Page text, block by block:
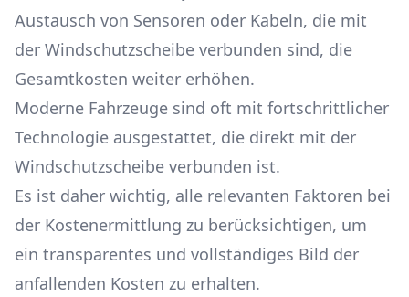
Austausch von Sensoren oder Kabeln, die mit
der Windschutzscheibe verbunden sind, die
Gesamtkosten weiter erhöhen.
Moderne Fahrzeuge sind oft mit fortschrittlicher
Technologie ausgestattet, die direkt mit der
Windschutzscheibe verbunden ist.
Es ist daher wichtig, alle relevanten Faktoren bei
der Kostenermittlung zu berücksichtigen, um
ein transparentes und vollständiges Bild der
anfallenden Kosten zu erhalten.